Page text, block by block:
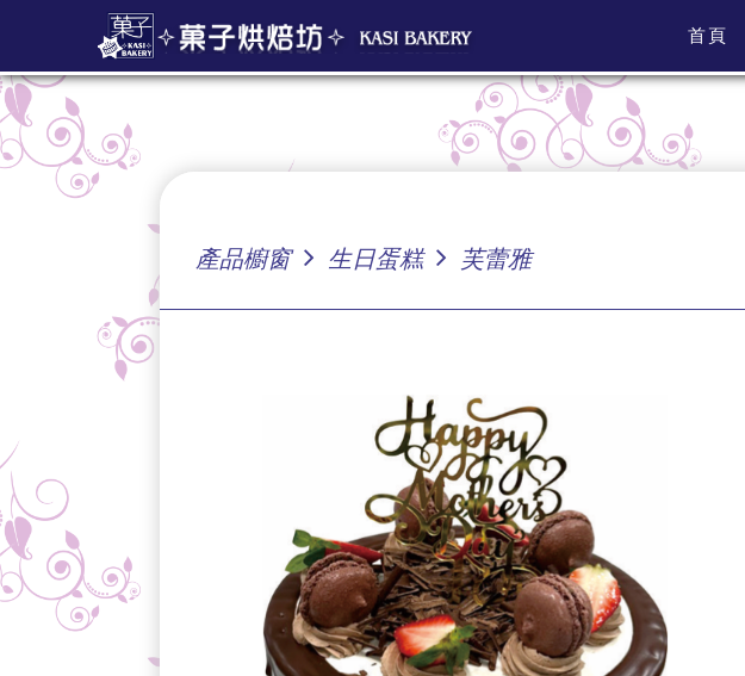
首頁
產品櫥窗 生日蛋糕 芙蕾雅